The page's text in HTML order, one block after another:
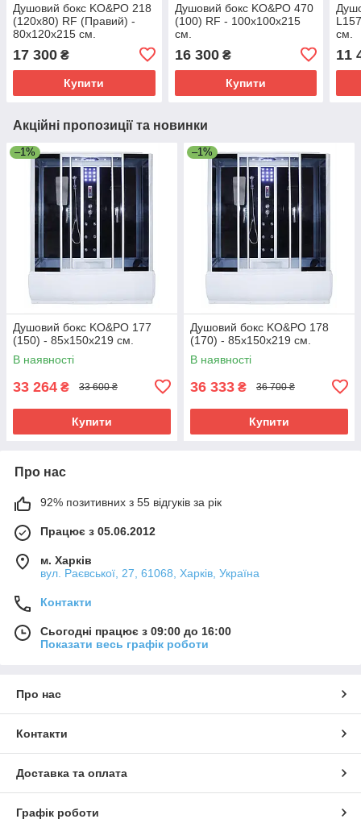
Душовий бокс KO&PO 218
(120х80) RF (Правий) -
80х120х215 см.
17 300 ₴
Купити
Душовий бокс KO&PO 470
(100) RF - 100х100х215
см.
16 300₴
Купити
см.
11
Акційні пропозиції та новинки
–1%
Душовий бокс KO&PO 177
(150) - 85х150х219 см.
В наявності
33 264 ₴ 33 600 ₴
Купити
–1%
Душовий бокс KO&PO 178
(170) - 85х150х219 см.
В наявності
36 333 ₴ 36 700 ₴
Купити
Про нас
92% позитивних з 55 відгуків за рік
Працює з 05.06.2012
м. Харків
вул. Раєвської, 27, 61068, Харків, Україна
Контакти
Сьогодні працює з 09:00 до 16:00
Показати весь графік роботи
Про нас
Контакти
Доставка та оплата
Графік роботи